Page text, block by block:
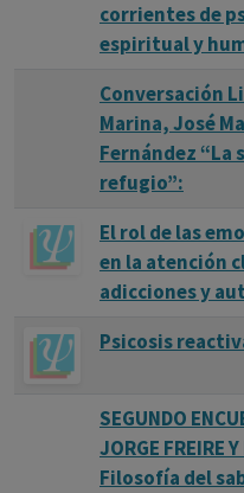
corrientes de
espiritual y
Conversación
Marina, José
Fernández “La
refugio”:
El rol de las
en la atención
adicciones y
Psicosis
SEGUNDO
JORGE FREIRE
Filosofía del